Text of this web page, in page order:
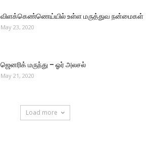
விளக்கெண்ணெய்யில் உள்ள மருத்துவ நன்மைகள்
May 23, 2020
ஜெனரிக் மருந்து – ஓர் அலசல்
May 21, 2020
Load more